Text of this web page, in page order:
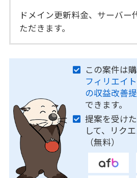
ドメイン更新料金、サーバー
ただきます。
この案件は
フィリエイ
の収益改善
できます。
提案を受け
して、リク
（無料）